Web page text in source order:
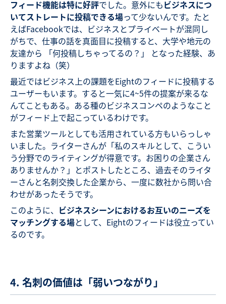
フィード機能は特に好評でした。意外にもビジネスにつ
いてストレートに投稿できる場って少ないんです。たと
えばFacebookでは、ビジネスとプライベートが混同し
がちで、仕事の話を真面目に投稿すると、大学や地元の
友達から 「何投稿しちゃってるの？」 となった経験、あ
りますよね（笑）
最近ではビジネス上の課題をEightのフィードに投稿する
ユーザーもいます。すると一気に4~5件の提案が来るな
んてこともある。ある種のビジネスコンペのようなこと
がフィード上で起こっているわけです。
また営業ツールとしても活用されている方もいらっしゃ
いました。ライターさんが「私のスキルとして、こうい
う分野でのライティングが得意です。お困りの企業さん
ありませんか？」とポストしたところ、過去そのライタ
ーさんと名刺交換した企業から、一度に数社から問い合
わせがあったそうです。
このように、 ビジネスシーンにおけるお互いのニーズを
マッチングする場として、Eightのフィードは役立ってい
るのです。
4. 名刺の価値は「弱いつながり」